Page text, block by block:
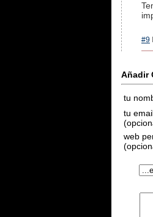
#9
Añadir
tu
tu
web